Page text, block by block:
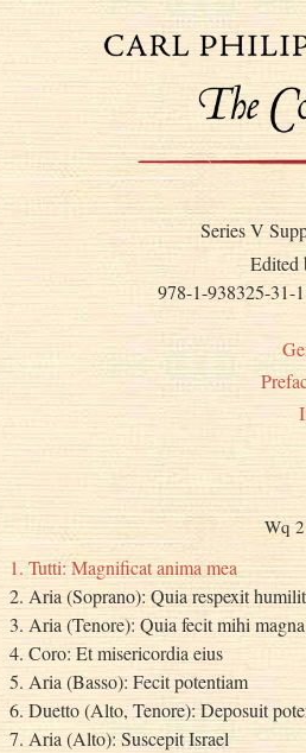
Series V
Edited
978-1-938325-31-1
Wq
1. Tutti: Magnificat anima mea
2. Aria (Soprano): Quia respexit
3. Aria (Tenore): Quia fecit mihi magna
4. Coro: Et misericordia eius
5. Aria (Basso): Fecit potentiam
6. Duetto (Alto, Tenore): Deposuit
7. Aria (Alto): Suscepit Israel